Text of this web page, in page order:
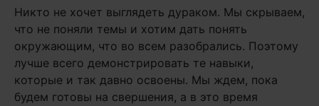
Никто не хочет выглядеть дураком. Мы скрываем,
что не поняли темы и хотим дать понять
окружающим, что во всем разобрались. Поэтому
лучше всего демонстрировать те навыки,
которые и так давно освоены. Мы ждем, пока
будем готовы на свершения, а в это время